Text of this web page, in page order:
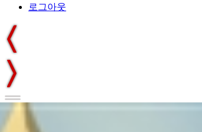
로그아웃